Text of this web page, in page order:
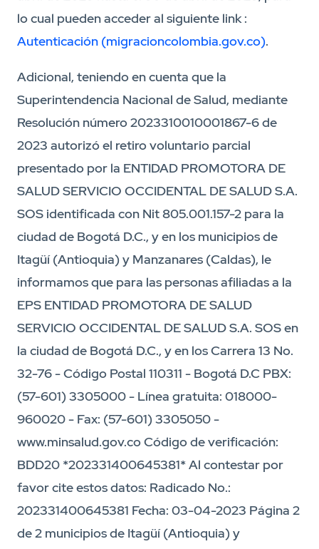
lo cual pueden acceder al siguiente link :
Autenticación (migracioncolombia.gov.co).
Adicional, teniendo en cuenta que la
Superintendencia Nacional de Salud, mediante
Resolución número 2023310010001867-6 de
2023 autorizó el retiro voluntario parcial
presentado por la ENTIDAD PROMOTORA DE
SALUD SERVICIO OCCIDENTAL DE SALUD S.A.
SOS identificada con Nit 805.001.157-2 para la
ciudad de Bogotá D.C., y en los municipios de
Itagüí (Antioquia) y Manzanares (Caldas), le
informamos que para las personas afiliadas a la
EPS ENTIDAD PROMOTORA DE SALUD
SERVICIO OCCIDENTAL DE SALUD S.A. SOS en
la ciudad de Bogotá D.C., y en los Carrera 13 No.
32-76 - Código Postal 110311 - Bogotá D.C PBX:
(57-601) 3305000 - Línea gratuita: 018000-
960020 - Fax: (57-601) 3305050 -
www.minsalud.gov.co Código de verificación:
BDD20 *202331400645381* Al contestar por
favor cite estos datos: Radicado No.:
202331400645381 Fecha: 03-04-2023 Página 2
de 2 municipios de Itagüí (Antioquia) y